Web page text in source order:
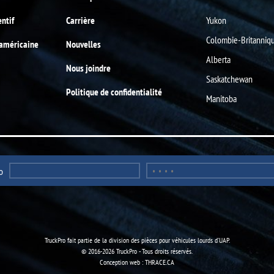
Carrière
Nouvelles
Nous joindre
Politique de confidentialité
Yukon
Colombie-
Alberta
Saskatchewan
Manitoba
TruckPro fait partie de la division des pièces pour véhicules lourdsd’UAP.
© 2016-2026 TruckPro - Tous droits réservés.
Conception web : THRACE.CA